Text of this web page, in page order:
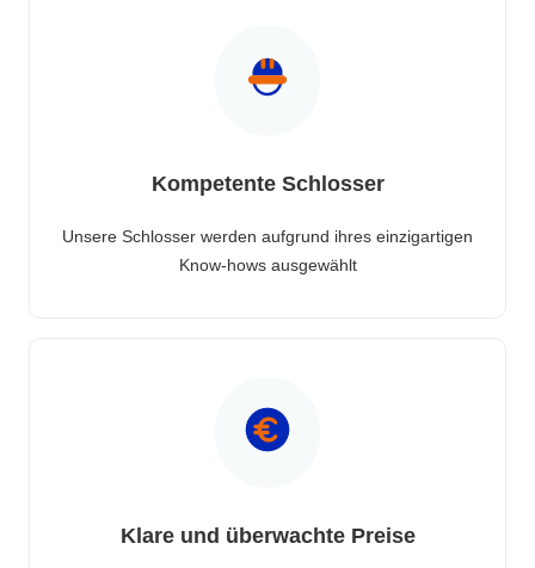
Kompetente Schlosser
Unsere Schlosser werden aufgrund ihres einzigartigen
Know-hows ausgewählt
Klare und überwachte Preise